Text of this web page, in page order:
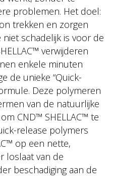
problemen. Het doel:
trekken en zorgen
schadelijk is voor de
verwijderen
enkele minuten
de unieke “Quick-
Deze polymeren
van de natuurlijke
CND™ SHELLAC™ te
release polymers
op een nette,
loslaat van de
beschadiging aan de